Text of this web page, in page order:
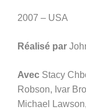
2007 – USA
Réalisé par
Avec Stacy
Robson, Ivar
Michael